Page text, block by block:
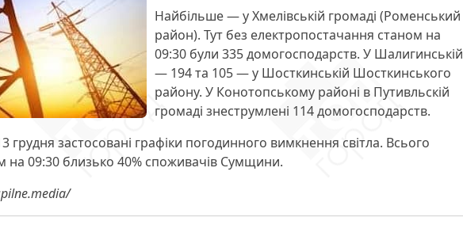
Найбільше — у Хмелівській громаді (Роменський
район). Тут без електропостачання станом на
09:30 були 335 домогосподарств. У Шалигинській
— 194 та 105 — у Шосткинській Шосткинського
району. У Конотопському районі в Путивльскій
громаді знеструмлені 114 домогосподарств.
грудня застосовані графіки погодинного вимкнення світла. Всього
на 09:30 близько 40% споживачів Сумщини.